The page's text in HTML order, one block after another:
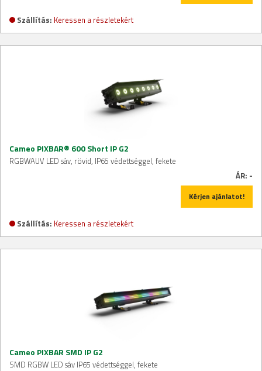
Szállítás: Keressen a részletekért
Cameo PIXBAR® 600 Short IP G2
RGBWAUV LED sáv, rövid, IP65 védettséggel, fekete
ÁR: -
Kérjen ajánlatot!
Szállítás: Keressen a részletekért
Cameo PIXBAR SMD IP G2
SMD RGBW LED sáv IP65 védettséggel, fekete